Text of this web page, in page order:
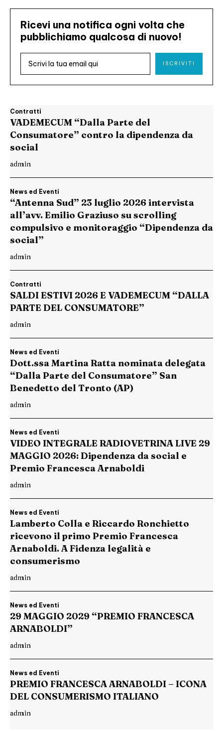
Ricevi una notifica ogni volta che
pubblichiamo qualcosa di nuovo!
ISCRIVITI
Contratti
VADEMECUM “Dalla Parte del
Consumatore” contro la dipendenza da
social
admin
News ed Eventi
“Antenna Sud” 23 luglio 2026 intervista
all’avv. Emilio Graziuso su scrolling
compulsivo e monitoraggio “Dipendenza da
social”
admin
Contratti
SALDI ESTIVI 2026 E VADEMECUM “DALLA
PARTE DEL CONSUMATORE”
admin
News ed Eventi
Dott.ssa Martina Ratta nominata delegata
“Dalla Parte del Consumatore” San
Benedetto del Tronto (AP)
admin
News ed Eventi
VIDEO INTEGRALE RADIOVETRINA LIVE 29
MAGGIO 2026: Dipendenza da social e
Premio Francesca Arnaboldi
admin
News ed Eventi
Lamberto Colla e Riccardo Ronchietto
ricevono il primo Premio Francesca
Arnaboldi. A Fidenza legalità e
consumerismo
admin
News ed Eventi
29 MAGGIO 2029 “PREMIO FRANCESCA
ARNABOLDI”
admin
News ed Eventi
PREMIO FRANCESCA ARNABOLDI – ICONA
DEL CONSUMERISMO ITALIANO
admin